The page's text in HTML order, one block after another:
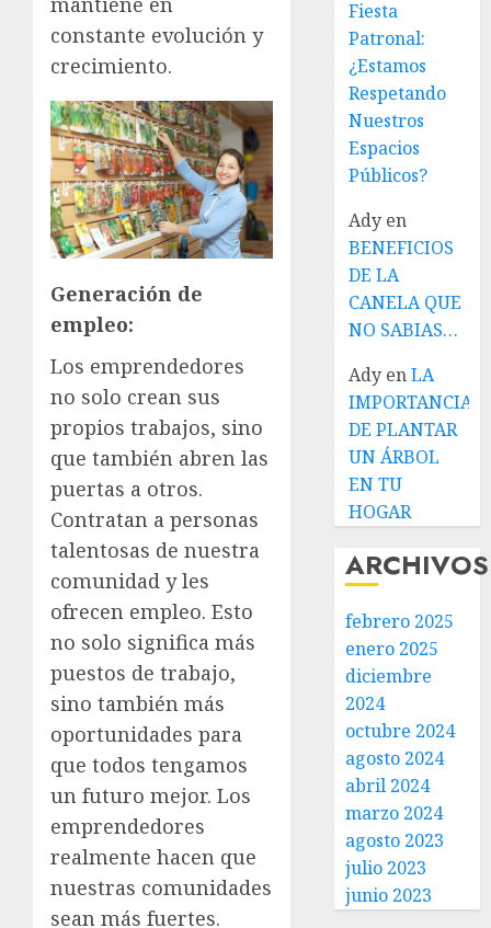
constante evolución y
crecimiento.
Generación de
empleo:
Los emprendedores
no solo crean sus
propios trabajos, sino
que también abren las
puertas a otros.
Contratan a personas
talentosas de nuestra
comunidad y les
ofrecen empleo. Esto
no solo significa más
puestos de trabajo,
sino también más
oportunidades para
que todos tengamos
un futuro mejor. Los
emprendedores
realmente hacen que
nuestras comunidades
sean más fuertes.
Fiesta
Patronal:
¿Estamos
Respetando
Nuestros
Espacios
Públicos?
Ady en
BENEFICIOS
DE LA
CANELA QUE
NO SABIAS…
Ady enLA
IMPORTANCIA
DE PLANTAR
UN ÁRBOL
EN TU
HOGAR
ARCHIVOS
febrero 2025
enero 2025
diciembre
2024
octubre 2024
agosto 2024
abril 2024
marzo 2024
agosto 2023
julio 2023
junio 2023